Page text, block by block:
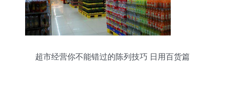
超市经营你不能错过的陈列技巧 日用百货篇